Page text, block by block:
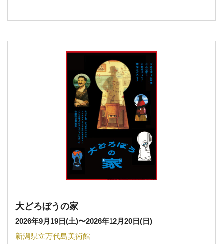
大どろぼうの家
2026年9月19日(土)〜2026年12月20日(日)
新潟県立万代島美術館